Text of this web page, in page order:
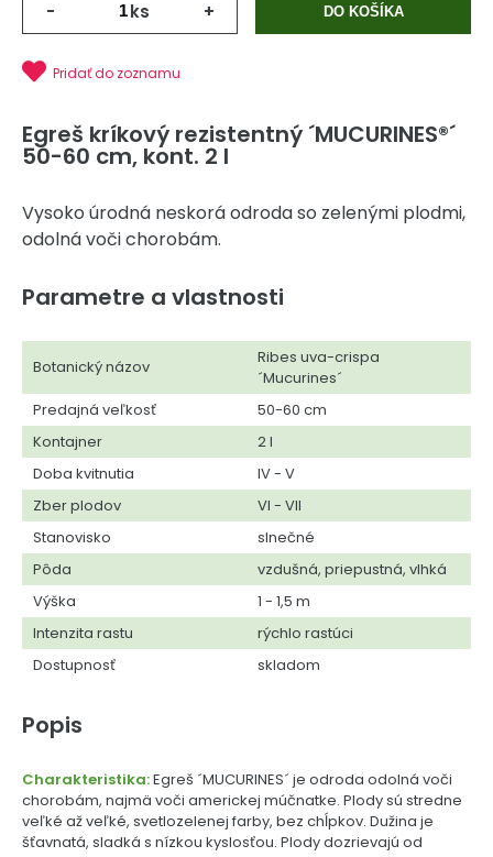
- ks + DO KOŠÍKA
Pridať do zoznamu
Egreš kríkový rezistentný ´MUCURINES®´
50-60 cm, kont. 2 l
Vysoko úrodná neskorá odroda so zelenými plodmi,
odolná voči chorobám.
Parametre a vlastnosti
Botanický názov
Ribes uva-crispa
´Mucurines´
Predajná veľkosť
50-60 cm
Kontajner
2 l
Doba kvitnutia
IV - V
Zber plodov
VI - VII
Stanovisko
slnečné
Pôda
vzdušná, priepustná, vlhká
Výška
1 - 1,5 m
Intenzita rastu
rýchlo rastúci
Dostupnosť
skladom
Popis
Charakteristika:Egreš ´MUCURINES´ je odroda odolná voči
chorobám, najmä voči americkej múčnatke. Plody sú stredne
veľké až veľké, svetlozelenej farby, bez chĺpkov. Dužina je
šťavnatá, sladká s nízkou kyslosťou. Plody dozrievajú od